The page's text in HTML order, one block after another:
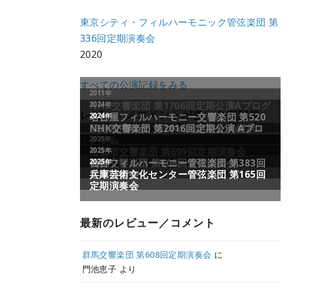
東京シティ・フィルハーモニック管弦楽団 第
336回定期演奏会
2020
すべての公演記録をみる
レビュー／コメントが多い公演記録
最新のレビュー／コメント
群馬交響楽団 第608回定期演奏会 に
門池恵子 より